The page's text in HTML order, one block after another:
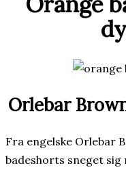
Orlebar
Fra engelske Orlebar
badeshorts sneget